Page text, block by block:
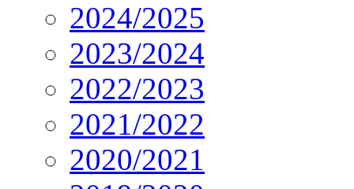
2024/2025
2023/2024
2022/2023
2021/2022
2020/2021